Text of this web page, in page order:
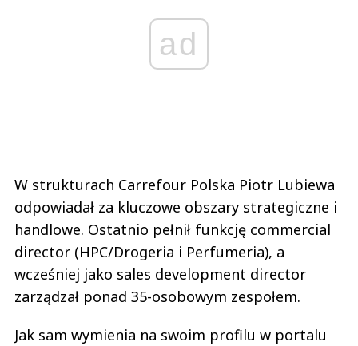
ad
W strukturach Carrefour Polska Piotr Lubiewa
odpowiadał za kluczowe obszary strategiczne i
handlowe. Ostatnio pełnił funkcję commercial
director (HPC/Drogeria i Perfumeria), a
wcześniej jako sales development director
zarządzał ponad 35-osobowym zespołem.
Jak sam wymienia na swoim profilu w portalu